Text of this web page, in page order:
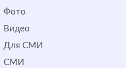
Фото
Видео
Для СМИ
СМИ